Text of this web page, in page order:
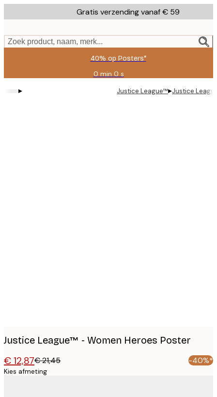
to
content.
Gratis verzending vanaf € 59
Zoek product, naam, merk...
40% op Posters*
0 min 0 s
Geldig
tot:
2026-
▸ Justice League™▸Justice
Justice League™ - Women Heroes Poster
€ 12,87€ 21,45 -40%*
Kies afmeting